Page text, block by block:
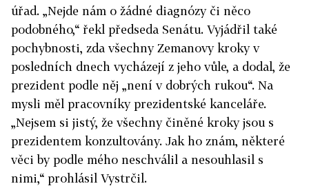
úřad. „Nejde nám o žádné diagnózy či něco
podobného,“ řekl předseda Senátu. Vyjádřil také
pochybnosti, zda všechny Zemanovy kroky v
posledních dnech vycházejí z jeho vůle, a dodal, že
prezident podle něj „není v dobrých rukou“. Na
mysli měl pracovníky prezidentské kanceláře.
„Nejsem si jistý, že všechny činěné kroky jsou s
prezidentem konzultovány. Jak ho znám, některé
věci by podle mého neschválil a nesouhlasil s
nimi,“ prohlásil Vystrčil.